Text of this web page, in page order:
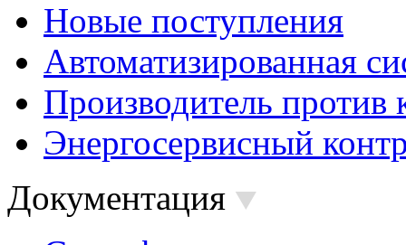
Новые поступления
Автоматизированная
Производитель против
Энергосервисный
Документация